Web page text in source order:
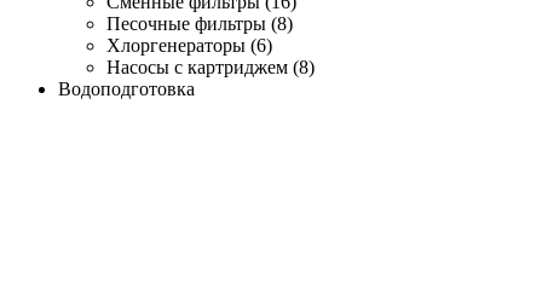
Песочные фильтры (8)
Хлоргенераторы (6)
Насосы с картриджем (8)
Водоподготовка